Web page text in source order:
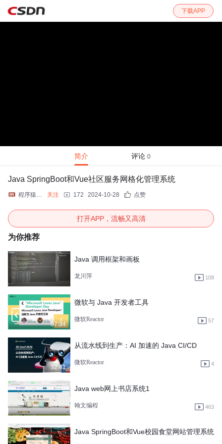
下载APP
简介 评论 0
Java SpringBoot和Vue社区服务网格化管理系统
程序猿大波 关注 172 2024-10-28 点赞
打开APP，流畅又高清
为你推荐
Java 调用框架和画板
龙川萍 108
57:34
微软与 Java 开发者工具
微软Reactor 57
32:41
从流水线到生产：AI 加速的 Java CI/CD
微软Reactor 4
Java web网上书店系统1
翰文编程 463
Java SpringBoot和Vue校园食堂网站管理系统